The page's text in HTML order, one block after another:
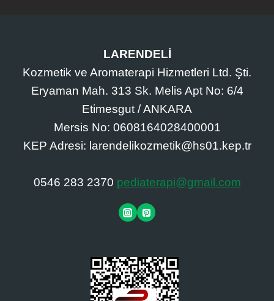
LARENDELİ
Kozmetik ve Aromaterapi Hizmetleri Ltd. Şti.
Eryaman Mah. 313 Sk. Melis Apt No: 6/4
Etimesgut / ANKARA
Mersis No: 0608164028400001
KEP Adresi: larendelikozmetik@hs01.kep.tr
0546 283 2370 pediaterapi@gmail.com